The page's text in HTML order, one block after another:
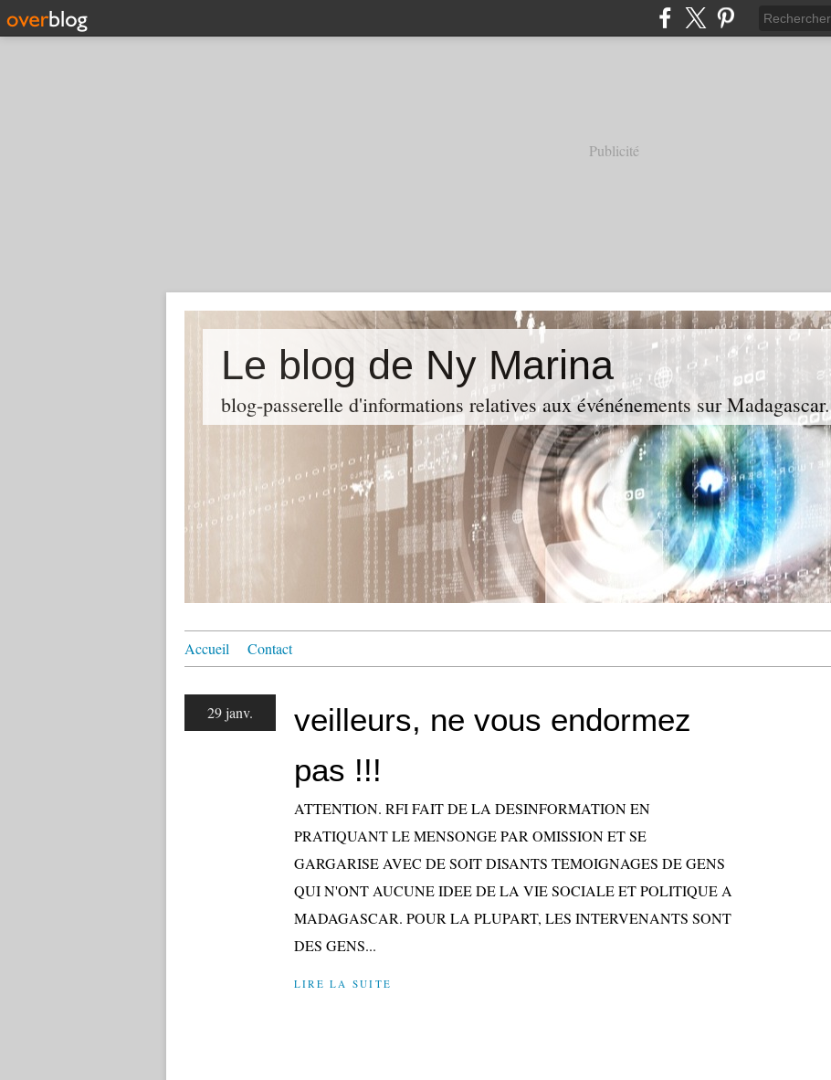
Publicité
Le blog de Ny Marina
blog-passerelle d'informations relatives aux événénements sur Madagascar.
Accueil Contact
29 janv.
veilleurs, ne vous endormez
pas !!!
ATTENTION. RFI FAIT DE LA DESINFORMATION EN
PRATIQUANT LE MENSONGE PAR OMISSION ET SE
GARGARISE AVEC DE SOIT DISANTS TEMOIGNAGES DE GENS
QUI N'ONT AUCUNE IDEE DE LA VIE SOCIALE ET POLITIQUE A
MADAGASCAR. POUR LA PLUPART, LES INTERVENANTS SONT
DES GENS...
LIRE LA SUITE